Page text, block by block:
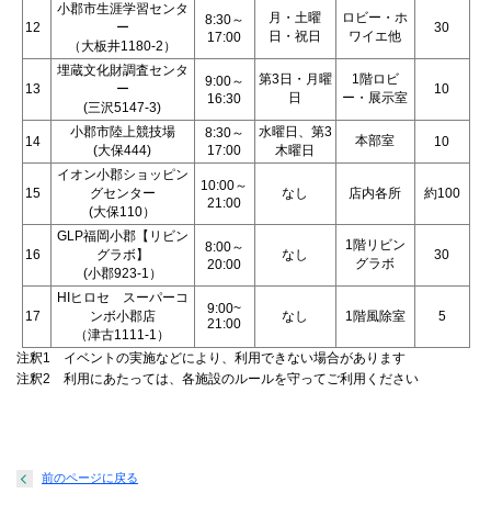
12
小郡市生涯学習センタ
ー
（大板井1180-2）
8:30～
17:00
月・土曜
日・祝日
ロビー・ホ
ワイエ他
30
13
埋蔵文化財調査センタ
ー
(三沢5147-3)
9:00～
16:30
第3日・月曜
日
1階ロビ
ー・展示室
10
14
小郡市陸上競技場
(大保444)
8:30～
17:00
水曜日、第3
木曜日
本部室 10
15
イオン小郡ショッピン
グセンター
(大保110）
10:00～
21:00
なし 店内各所 約100
16
GLP福岡小郡【リビン
グラボ】
(小郡923-1）
8:00～
20:00
なし
1階リビン
グラボ
30
17
HIヒロセ スーパーコ
ンボ小郡店
（津古1111-1）
9:00~
21:00
なし 1階風除室 5
注釈1 イベントの実施などにより、利用できない場合があります
注釈2 利用にあたっては、各施設のルールを守ってご利用ください
前のページに戻る